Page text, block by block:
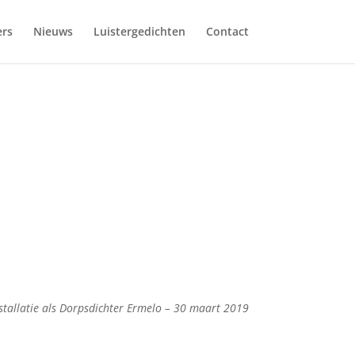
Nieuws Luistergedichten Contact
als Dorpsdichter Ermelo – 30 maart 2019